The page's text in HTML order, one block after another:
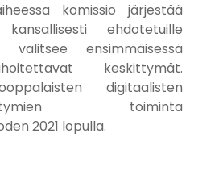
komissio järjestää
ehdotetuille
valitsee ensimmäisessä
keskittymät.
digitaalisten
toiminta
2021 lopulla.